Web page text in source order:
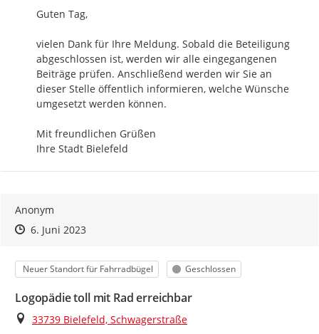
Guten Tag,
vielen Dank für Ihre Meldung. Sobald die Beteiligung
abgeschlossen ist, werden wir alle eingegangenen
Beiträge prüfen. Anschließend werden wir Sie an
dieser Stelle öffentlich informieren, welche Wünsche
umgesetzt werden können.
Mit freundlichen Grüßen
Ihre Stadt Bielefeld
Anonym
Zeitpunkt des Erstellens
Zeitpunkt des Erstellens
6. Juni 2023Zur Äußerung
Kategorie
Neuer Standort für Fahrradbügel Status
Geschlossen
Logopädie toll mit Rad erreichbar
Ort
33739 Bielefeld, Schwagerstraße